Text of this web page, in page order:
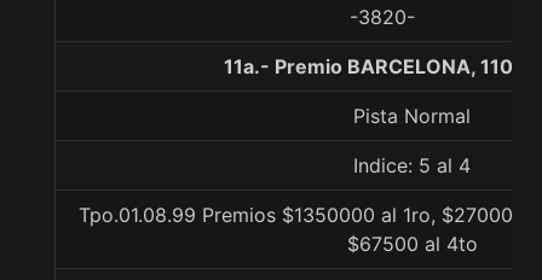
-3820-
11a.- Premio BARCELONA, 1100
Pista Normal
Indice: 5 al 4
Tpo.01.08.99 Premios $1350000 al 1ro, $270000
$67500 al 4to